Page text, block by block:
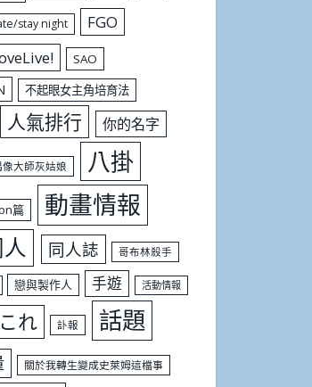
stay night FGO
SAO
不起眼女主角培育法
人氣排行 你的名字
像大師灰姑娘 八掛
篇 動畫情報
同人誌 哥布林殺手
戀與製作人 手遊 活動情報
れ 訃報 話題
關於我轉生變成史萊姆這檔事